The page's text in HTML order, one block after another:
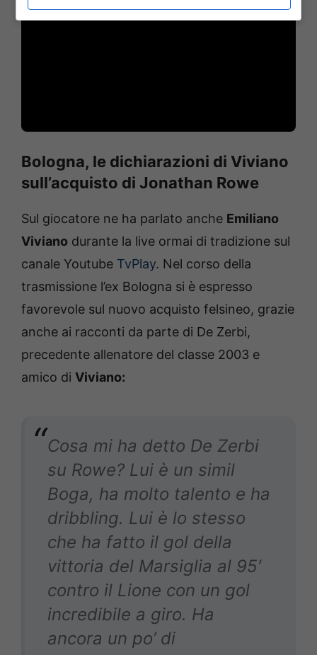
Bologna, le dichiarazioni di Viviano
sull’acquisto di Jonathan Rowe
Sul giocatore ne ha parlato anche Emiliano
Viviano durante la live ormai di tradizione sul
canale Youtube TvPlay. Nel corso della
trasmissione l’ex Bologna si è espresso
favorevole sul nuovo acquisto felsineo, grazie
anche ai racconti da parte di De Zerbi,
precedente allenatore del classe 2003 e
amico di Viviano:
Cosa mi ha detto De Zerbi
su Rowe? Lui è un simil
Boga, ha molto talento e ha
dribbling. Lui è lo stesso
che ha fatto il gol della
vittoria del Marsiglia al 95′
contro il Lione con un gol
incredibile a giro. Ha
ancora un po’ di